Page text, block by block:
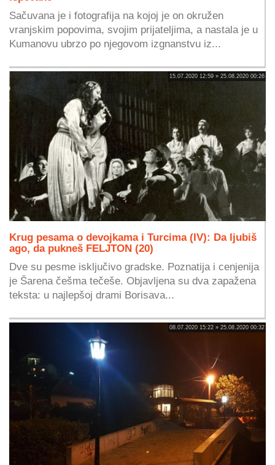
Sačuvana je i fotografija na kojoj je on okružen
vranjskim popovima, svojim prijateljima, a nastala je u
Kumanovu ubrzo po njegovom izgnanstvu iz...
15.07.2020 12:59 » 25.08.2020 00:26
Krug pesama o devojkama i Turcima (IV): Da ljubiš
ago, da pukneš FELJTON (20)
Dve su pesme isključivo gradske. Poznatija i cenjenija
je Šarena češma tečeše. Objavljena su dva zapažena
teksta: u najlepšoj drami Borisava...
08.07.2020 15:22 » 25.08.2020 00:32